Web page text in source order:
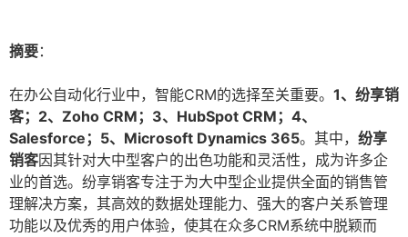
摘要：
在办公自动化行业中，智能CRM的选择至关重要。 1、纷享销
客；2、Zoho CRM；3、HubSpot CRM；4、
Salesforce；5、Microsoft Dynamics 365。其中， 纷享
销客因其针对大中型客户的出色功能和灵活性，成为许多企
业的首选。纷享销客专注于为大中型企业提供全面的销售管
理解决方案，其高效的数据处理能力、强大的客户关系管理
功能以及优秀的用户体验，使其在众多CRM系统中脱颖而